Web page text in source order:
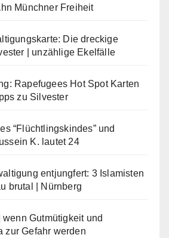
Münchner Freiheit
Die dreckige
| unzählige Ekelfälle
Rapefugees Hot Spot Karten
zu Silvester
“Flüchtlingskindes” und
K. lautet 24
entjungfert: 3 Islamisten
brutal | Nürnberg
Gutmütigkeit und
zur Gefahr werden